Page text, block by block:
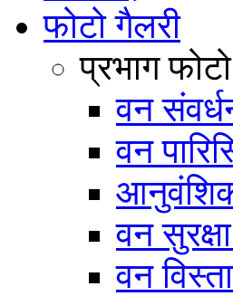
फोटो गैलरी
प्रभाग
वन
वन
वन
वन